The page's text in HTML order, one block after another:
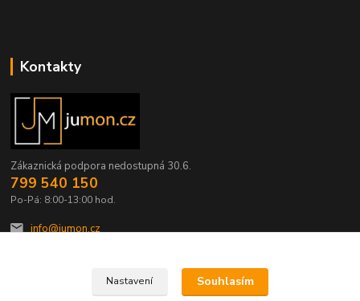
Kontakty
Zákaznická podpora nedostupná 30.6.
799 540 150
Po-Pá: 8:00-13:00 hod.
info@jumon.cz
Nastavení Souhlasím